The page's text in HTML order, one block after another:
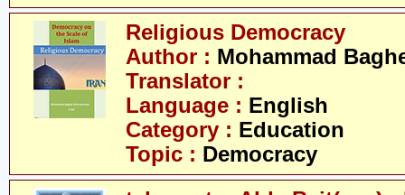
Religious Democracy
Author : Mohammad
Translator :
Language : English
Category : Education
Topic : Democracy